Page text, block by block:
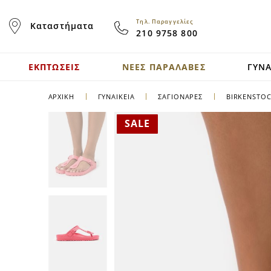
ContentΚαταστήματα Τηλ. Παραγγελίες
210 9758 800
ΕΚΠΤΩΣΕΙΣ ΝΕΕΣ ΠΑΡΑΛΑΒΕΣ
ΑΡΧΙΚΉ ΓΥΝΑΙΚΕΙΑ ΣΑΓΙΟΝΆΡΕΣ
SALE